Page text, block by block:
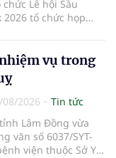
Lễ hội Sầu
2026 tổ chức họp
Lắk năm 2026 có
Đắk Lắk – Kết nối
tổ chức từ ngày
ngày 02/9/2026 tại
Ma Thuột, xã Krông
Hòa và một số xã
trên địa bàn tỉnh.
vụ trong
08/2026
Tin tức
tỉnh Lâm Đồng vừa
văn số 6037/SYT-
viện thuộc Sở Y